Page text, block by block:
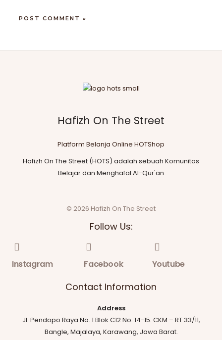
Hafizh On The Street
Platform Belanja Online HOTShop
Hafizh On The Street (HOTS) adalah sebuah Komunitas
Belajar dan Menghafal Al-Qur'an
© 2026 Hafizh On The Street
Follow Us:
Instagram Facebook Youtube
Contact Information
Address
Jl. Pendopo Raya No. 1 Blok C12 No. 14-15. CKM – RT 33/11,
Bangle, Majalaya, Karawang, Jawa Barat.